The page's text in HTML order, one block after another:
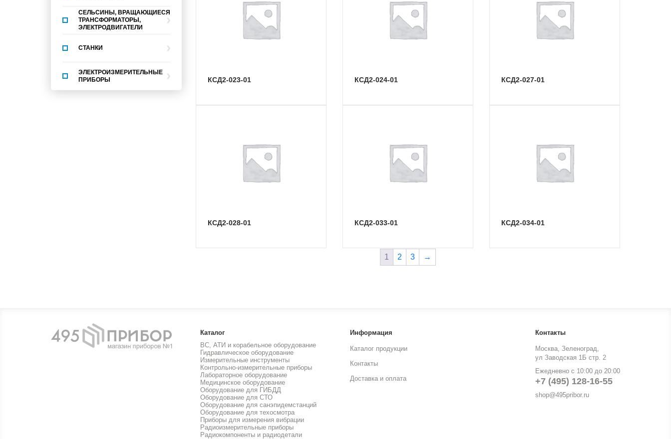
СЕЛЬСИНЫ, ВРАЩАЮЩИЕСЯ
ТРАНСФОРМАТОРЫ,
ЭЛЕКТРОДВИГАТЕЛИ
СТАНКИ
ЭЛЕКТРОИЗМЕРИТЕЛЬНЫЕ
ПРИБОРЫ
КСД2-023-01 КСД2-024-01 КСД2-027-01
КСД2-028-01 КСД2-033-01 КСД2-034-01
1 2 3 →
Каталог
ВС, АТИ и корабельное оборудование
Гидравлическое оборудование
Измерительные инструменты
Контрольно-измерительные приборы
Лабораторное оборудование
Медицинское оборудование
Оборудование для ГИБДД
Оборудование для СТО
Оборудование для санэпидемстанций
Оборудование для техосмотра
Приборы для измерения вибрации
Радиоизмерительные приборы
Радиокомпоненты и радиодетали
Информация
Каталог продукции
Контакты
Доставка и оплата
Контакты
Москва, Зеленоград,
ул Заводская 1Б стр. 2
Ежедневно с 10:00 до 20:00
+7 (495) 128-16-55
shop@495pribor.ru